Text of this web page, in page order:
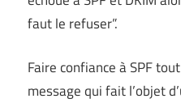
faut le refuser”.
Faire confiance à SPF
message qui fait l’objet